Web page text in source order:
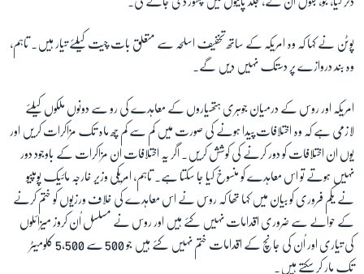
پوٹن نے کہا کہ وہ امریکہ کے ساتھ تخفیف اسلحہ سے متعلق بات چیت کیلئے تیار ہیں۔ تاہم،
وہ بند دروازے پر دستک نہیں دیں گے۔
امریکہ اور روس کے درمیان جوہری ہتھیاروں کے معاہدے کی رو سے دونوں ملکوں کیلئے
لازمی ہے کہ وہ اختلافات پیدا ہونے کی صورت میں کم سے کم چھ ماہ تک مزاکرات کریں اور
یوں ان اختلافات کو دور کرنے کی کوشش کریں۔ اگر یہ اختلافات ان مزاکرات کے باوجود دور
نہیں ہوتے تو اس معاہدے کو منسوخ کیا جا سکتا ہے۔ تاہم، امریکی وزیر خارجہ مائیک پومپیو
نے یکم فروری کو بیان میں کہا تھا کہ روس نے اس معاہدے کی خلاف ورزیوں کو ختم کرنے
کے حوالے سے ضروری اقدامات نہیں کئے ہیں اور روس نے مسلسل اُن کروز میزائلوں
کی تیاری اور اُن کی جانچ کے اقدامات ختم نہیں کئے ہیں جو500 سے 5,500 کلومیٹر
تک مار کر سکتے ہیں۔